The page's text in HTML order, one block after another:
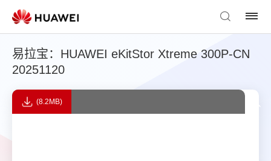
易拉宝：HUAWEI eKitStor Xtreme 300P-CN
20251120
(8.2MB)